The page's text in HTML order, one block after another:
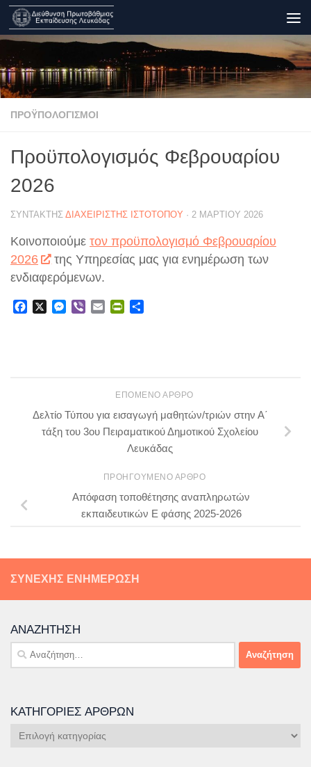
Skip to content
ΠΡΟΫΠΟΛΟΓΙΣΜΟΊ
Προϋπολογισμός Φεβρουαρίου
2026
ΣΥΝΤΆΚΤΗΣ ΔΙΑΧΕΙΡΙΣΤΉΣ ΙΣΤΟΤΌΠΟΥ · 2 ΜΑΡΤΊΟΥ 2026
Κοινοποιούμε τον προϋπολογισμό Φεβρουαρίου
2026
της Υπηρεσίας μας για ενημέρωση των
ενδιαφερόμενων.
FacebookMessenger
Viber EmailPrintFriendly
ΕΠΌΜΕΝΟ ΆΡΘΡΟ
Δελτίο Τύπου για εισαγωγή μαθητών/τριών στην Α΄
τάξη του 3ου Πειραματικού Δημοτικού Σχολείου
Λευκάδας
ΠΡΟΗΓΟΎΜΕΝΟ ΆΡΘΡΟ
Απόφαση τοποθέτησης αναπληρωτών
εκπαιδευτικών Ε φάσης 2025-2026
ΣΥΝΕΧΉΣ ΕΝΗΜΈΡΩΣΗ
ΑΝΑΖΉΤΗΣΗ
Αναζήτηση
για:
ΚΑΤΗΓΟΡΊΕΣ ΆΡΘΡΩΝ
Κατηγορίες